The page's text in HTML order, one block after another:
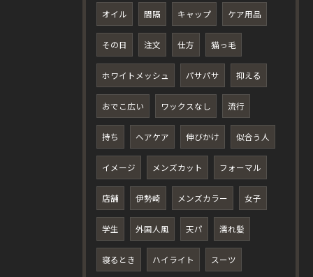
オイル 間隔 キャップ ケア用品
その日 注文 仕方 猫っ毛
ホワイトメッシュ パサパサ 抑える
おでこ広い ワックスなし 流行
持ち ヘアケア 伸びかけ 似合う人
イメージ メンズカット フォーマル
店舗 伊勢崎 メンズカラー 女子
学生 外国人風 天パ 濡れ髪
寝るとき ハイライト スーツ